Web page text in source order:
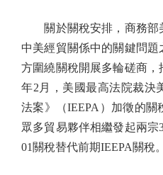
關於關稅安排，商務部
中美經貿關係中的關鍵問題
方圍繞關稅開展多輪磋商，
年2月，美國最高法院裁決
法案》（IEEPA）加徵的
眾多貿易夥伴相繼發起兩宗
01關稅替代前期IEEPA關稅。